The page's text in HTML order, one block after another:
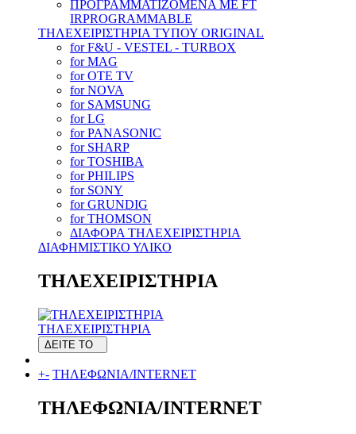
ΠΡΟΓΡΑΜΜΑΤΙΖΟΜΕΝΑ ΜΕ FT
IRPROGRAMMABLE
ΤΗΛΕΧΕΙΡΙΣΤΗΡΙΑ ΤΥΠΟΥ ORIGINAL
for F&U - VESTEL - TURBOX
for MAG
for OTE TV
for NOVA
for SAMSUNG
for LG
for PANASONIC
for SHARP
for TOSHIBA
for PHILIPS
for SONY
for GRUNDIG
for THOMSON
ΔΙΑΦΟΡΑ ΤΗΛΕΧΕΙΡΙΣΤΗΡΙΑ
ΔΙΑΦΗΜΙΣΤΙΚΟ ΥΛΙΚΟ
ΤΗΛΕΧΕΙΡΙΣΤΗΡΙΑ
ΤΗΛΕΧΕΙΡΙΣΤΗΡΙΑ
ΔΕΙΤΕ ΤΟ
+- ΤΗΛΕΦΩΝΙΑ/INTERNET
ΤΗΛΕΦΩΝΙΑ/INTERNET